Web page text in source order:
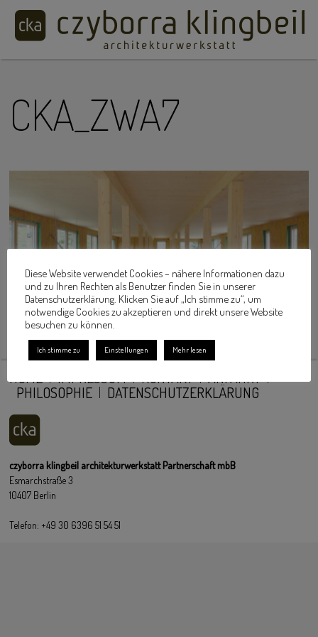
CKA_ZWA7
HOME IMPRESSUM KONTAKT
ANFAHRT
PHILOSOPHIE
DATENSCHUTZERKLÄRUNG
czyborra klingbeil architekturwerkstatt Partnerschaft mbB
Esmarchstraße 3
10407 Berlin
Telefon: +49 30 6396 51 54 51
Diese Website verwendet Cookies – nähere Informationen dazu
und zu Ihren Rechten als Benutzer finden Sie in unserer
Datenschutzerklärung. Klicken Sie auf „Ich stimme zu“, um
notwendige Cookies zu akzeptieren und direkt unsere Website
besuchen zu können.
Ich stimme zu Einstellungen Mehr lesen